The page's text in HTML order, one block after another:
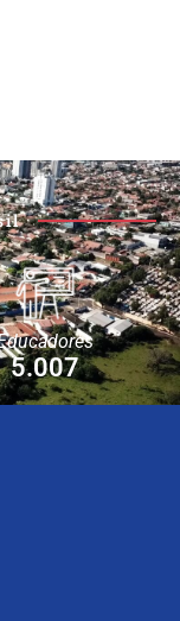
5.007